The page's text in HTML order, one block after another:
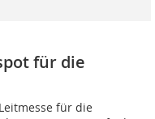
für die
für die